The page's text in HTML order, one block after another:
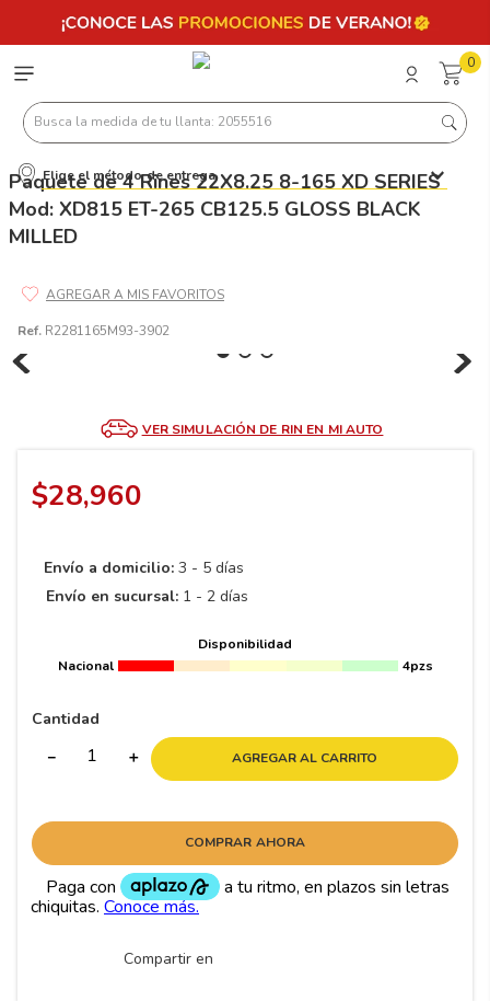
0
Busca la medida de tu llanta: 2055516
Elige el método de entrega
Paquete de 4 Rines 22X8.25 8-165 XD SERIES
Mod: XD815 ET-265 CB125.5 GLOSS BLACK
MILLED
Ref. R2281165M93-3902
VER SIMULACIÓN DE RIN EN MI AUTO
$28,960
Envío a domicilio: 3 - 5 días
Envío en sucursal: 1 - 2 días
Disponibilidad
Nacional
4pzs
Cantidad
＋
－ AGREGAR AL CARRITO
COMPRAR AHORA
Compartir en
Términos más buscados